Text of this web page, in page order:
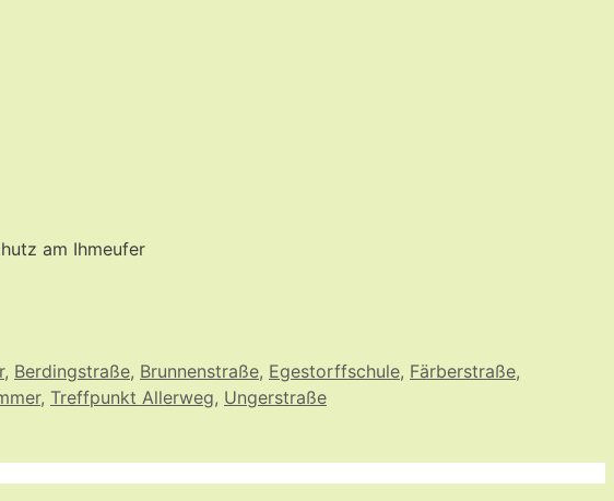
am Ihmeufer
, Berdingstraße, Brunnenstraße, Egestorffschule, Färberstraße,
, Treffpunkt Allerweg, Ungerstraße